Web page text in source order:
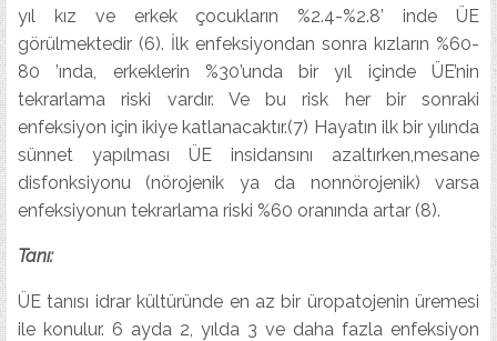
yıl kız ve erkek çocukların %2.4-%2.8’ inde ÜE
görülmektedir (6). İlk enfeksiyondan sonra kızların %60-
80 ’ında, erkeklerin %30’unda bir yıl içinde ÜE’nin
tekrarlama riski vardır. Ve bu risk her bir sonraki
enfeksiyon için ikiye katlanacaktır.(7) Hayatın ilk bir yılında
sünnet yapılması ÜE insidansını azaltırken,mesane
disfonksiyonu (nörojenik ya da nonnörojenik) varsa
enfeksiyonun tekrarlama riski %60 oranında artar (8).
Tanı:
ÜE tanısı idrar kültüründe en az bir üropatojenin üremesi
ile konulur. 6 ayda 2, yılda 3 ve daha fazla enfeksiyon